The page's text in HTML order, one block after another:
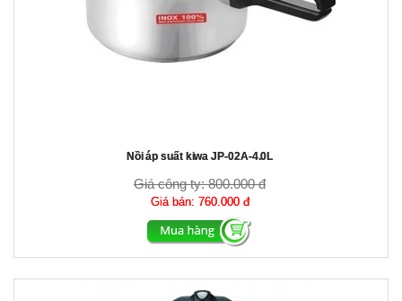
Nồi áp suất kiwa JP-02A-4.0L
Giá công ty:800.000 đ
Giá bán: 760.000 đ